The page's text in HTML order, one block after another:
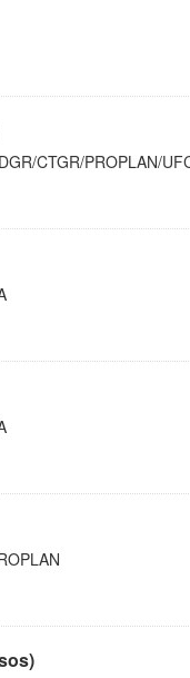
CTGR/PROPLAN/